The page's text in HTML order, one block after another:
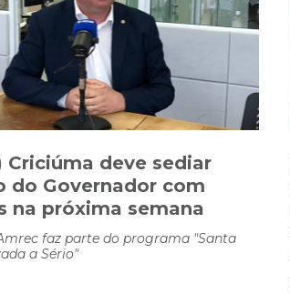
Criciúma deve sediar
do Governador com
na próxima semana
faz parte do programa "Santa
a Sério"